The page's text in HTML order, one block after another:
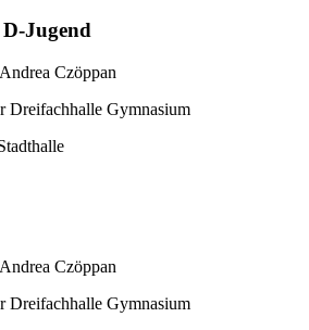
Jugend
Czöppan
Dreifachhalle Gymnasium
Czöppan
Dreifachhalle Gymnasium